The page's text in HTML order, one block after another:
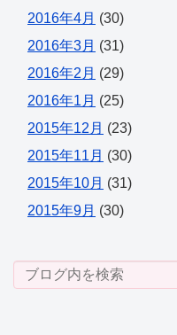
2016年4月 (30)
2016年3月 (31)
2016年2月 (29)
2016年1月 (25)
2015年12月 (23)
2015年11月 (30)
2015年10月 (31)
2015年9月 (30)